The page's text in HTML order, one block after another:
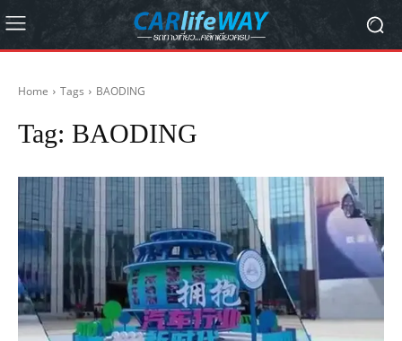
Home Tags BAODING
Tag: BAODING